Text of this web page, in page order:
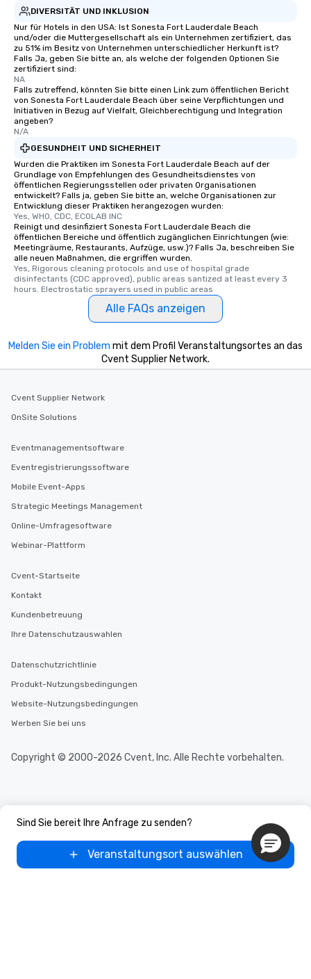
DIVERSITÄT UND INKLUSION
Nur für Hotels in den USA: Ist Sonesta Fort Lauderdale Beach
und/oder die Muttergesellschaft als ein Unternehmen zertifiziert, das
zu 51% im Besitz von Unternehmen unterschiedlicher Herkunft ist?
Falls Ja, geben Sie bitte an, als welche der folgenden Optionen Sie
zertifiziert sind:
NA
Falls zutreffend, könnten Sie bitte einen Link zum öffentlichen Bericht
von Sonesta Fort Lauderdale Beach über seine Verpflichtungen und
Initiativen in Bezug auf Vielfalt, Gleichberechtigung und Integration
angeben?
N/A
GESUNDHEIT UND SICHERHEIT
Wurden die Praktiken im Sonesta Fort Lauderdale Beach auf der
Grundlage von Empfehlungen des Gesundheitsdienstes von
öffentlichen Regierungsstellen oder privaten Organisationen
entwickelt? Falls ja, geben Sie bitte an, welche Organisationen zur
Entwicklung dieser Praktiken herangezogen wurden:
Yes, WHO, CDC, ECOLAB INC
Reinigt und desinfiziert Sonesta Fort Lauderdale Beach die
öffentlichen Bereiche und öffentlich zugänglichen Einrichtungen (wie:
Meetingräume, Restaurants, Aufzüge, usw.)? Falls Ja, beschreiben Sie
alle neuen Maßnahmen, die ergriffen wurden.
Yes, Rigorous cleaning protocols and use of hospital grade
disinfectants (CDC approved), public areas santized at least every 3
hours. Electrostatic sprayers used in public areas
Alle FAQs anzeigen
Sind Sie bereit Ihre Anfrage zu senden?
Veranstaltungsort auswählen
Melden Sie ein Problem mit dem Profil Veranstaltungsortes an das
Cvent Supplier Network.
Cvent Supplier Network
OnSite Solutions
Eventmanagementsoftware
Eventregistrierungssoftware
Mobile Event-Apps
Strategic Meetings Management
Online-Umfragesoftware
Webinar-Plattform
Cvent-Startseite
Kontakt
Kundenbetreuung
Ihre Datenschutzauswahlen
Datenschutzrichtlinie
Produkt-Nutzungsbedingungen
Website-Nutzungsbedingungen
Werben Sie bei uns
Copyright © 2000-2026 Cvent, Inc. Alle Rechte vorbehalten.